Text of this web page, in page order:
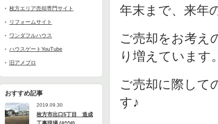
枚方エリア売却専門サイト
リフォームサイト
ワンダフルハウス
ハウスゲートYouTube
旧アメブロ
おすすめ記事
2019.09.30
枚方市出口5丁目 造成
年末まで、来年
ご売却をお考え
り増えています
ご売却に際して
す♪